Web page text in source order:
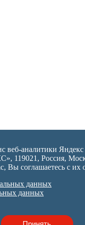
веб-аналитики
119021, Россия,
Вы соглашаетесь с их
данных
данных